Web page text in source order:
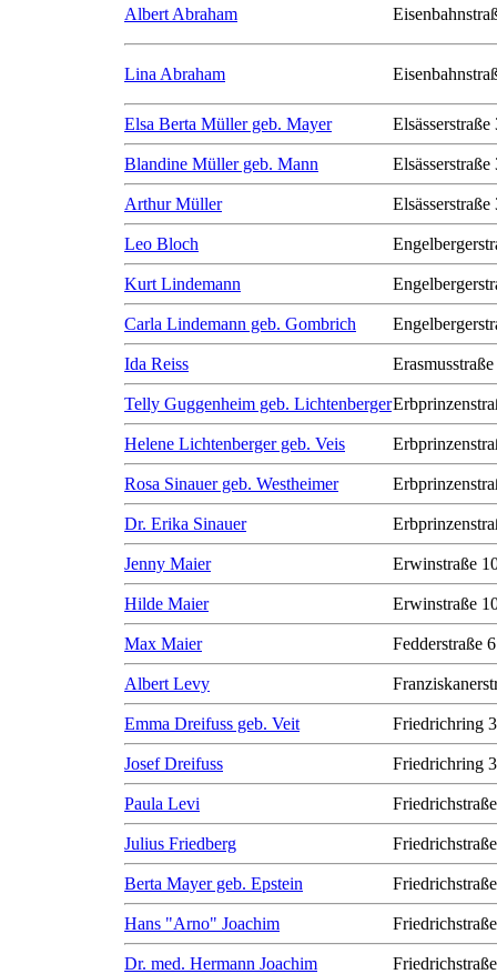
Albert Abraham
Lina Abraham
Elsa Berta Müller geb. Mayer Elsässerstraße
Blandine Müller geb. Mann Elsässerstraße
Arthur Müller Elsässerstraße
Leo Bloch
Kurt Lindemann
Carla Lindemann geb. Gombrich
Ida Reiss
Telly Guggenheim geb. Lichtenberger
Helene Lichtenberger geb. Veis
Rosa Sinauer geb. Westheimer
Dr. Erika Sinauer
Jenny Maier Erwinstraße
Hilde Maier Erwinstraße
Max Maier Fedderstraße 6
Albert Levy
Emma Dreifuss geb. Veit Friedrichring
Josef Dreifuss Friedrichring
Paula Levi
Julius Friedberg
Berta Mayer geb. Epstein
Hans "Arno" Joachim
Dr. med. Hermann Joachim